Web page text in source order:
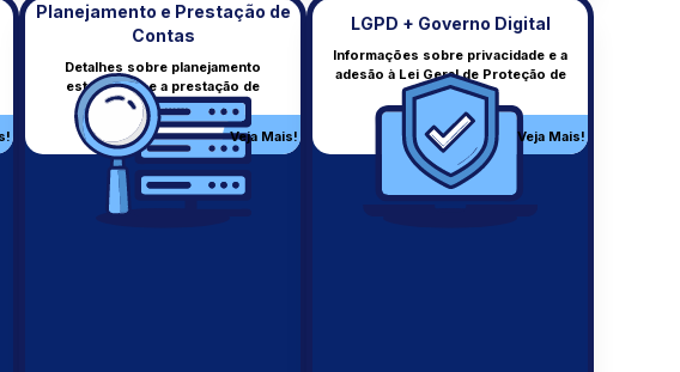
Planejamento e Prestação de
Contas
Detalhes sobre planejamento
estratégico e a prestação de
contas do município.
Veja Mais!
LGPD + Governo Digital
Informações sobre privacidade e a
adesão à Lei Geral de Proteção de
Dados.
Veja Mais!
licitatórios.
Veja Mais!
Contratos
Contratos firmados pelo
município.
Veja Mais!